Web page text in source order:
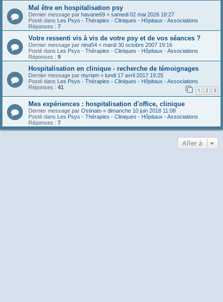
Mal être en hospitalisation psy
Dernier message par havane69 « samedi 02 mai 2026 18:27
Posté dans
Les Psys - Thérapies - Cliniques - Hôpitaux - Associations
Réponses : 7
Votre ressenti vis à vis de votre psy et de vos séances ?
Dernier message par nina54 « mardi 30 octobre 2007 19:16
Posté dans
Les Psys - Thérapies - Cliniques - Hôpitaux - Associations
Réponses : 9
Hospitalisation en clinique - recherche de témoignages
Dernier message par myriam « lundi 17 avril 2017 19:25
Posté dans
Les Psys - Thérapies - Cliniques - Hôpitaux - Associations
Réponses : 41 1 2 3
Mes expériences : hospitalisation d'office, clinique
Dernier message par Ostinato « dimanche 10 juin 2018 11:08
Posté dans Les Psys - Thérapies - Cliniques - Hôpitaux - Associations
Réponses : 7
Aller à